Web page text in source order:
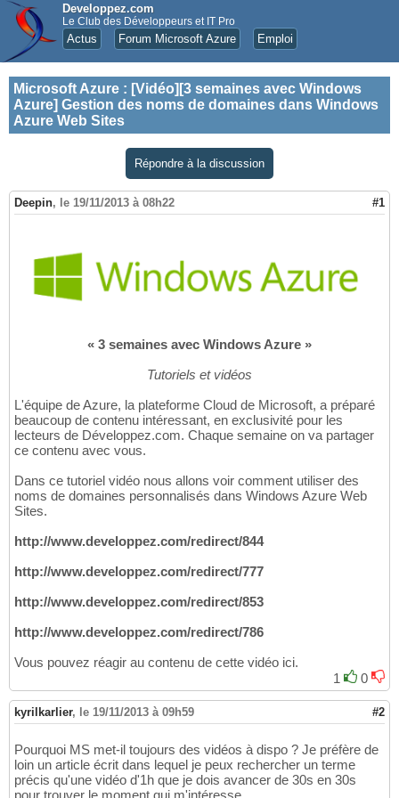
Developpez.com
Le Club des Développeurs et IT Pro
Actus Forum Microsoft Azure Emploi
Microsoft Azure : [Vidéo][3 semaines avec Windows
Azure] Gestion des noms de domaines dans Windows
Azure Web Sites
Répondre à la discussion
Deepin, le 19/11/2013 à 08h22 #1
« 3 semaines avec Windows Azure »
Tutoriels et vidéos
L'équipe de Azure, la plateforme Cloud de Microsoft, a préparé
beaucoup de contenu intéressant, en exclusivité pour les
lecteurs de Développez.com. Chaque semaine on va partager
ce contenu avec vous.
Dans ce tutoriel vidéo nous allons voir comment utiliser des
noms de domaines personnalisés dans Windows Azure Web
Sites.
http://www.developpez.com/redirect/844
http://www.developpez.com/redirect/777
http://www.developpez.com/redirect/853
http://www.developpez.com/redirect/786
Vous pouvez réagir au contenu de cette vidéo ici.
1
0
kyrilkarlier, le 19/11/2013 à 09h59 #2
Pourquoi MS met-il toujours des vidéos à dispo ? Je préfère de
loin un article écrit dans lequel je peux rechercher un terme
précis qu'une vidéo d'1h que je dois avancer de 30s en 30s
pour trouver le moment qui m'intéresse...